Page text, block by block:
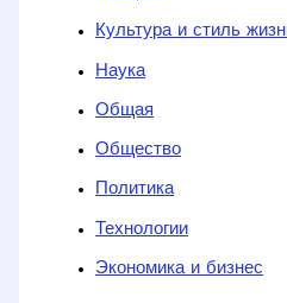
Культура и стиль
Наука
Общая
Общество
Политика
Технологии
Экономика и бизнес